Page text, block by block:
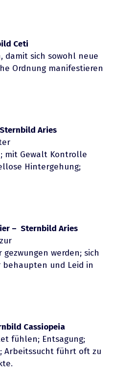
Ceti
damit sich sowohl neue
Ordnung manifestieren
Aries
mit Gewalt Kontrolle
Hintergehung;
– Sternbild Aries
werden; sich
und Leid in
Cassiopeia
fühlen; Entsagung;
Arbeitssucht führt oft zu